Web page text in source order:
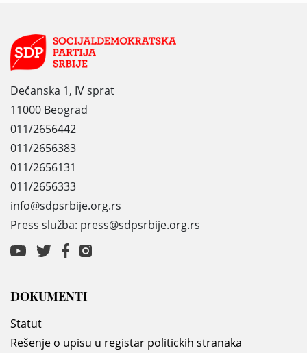
Dečanska 1, IV sprat
11000 Beograd
011/2656442
011/2656383
011/2656131
011/2656333
info@sdpsrbije.org.rs
Press služba: press@sdpsrbije.org.rs
DOKUMENTI
Statut
Rešenje o upisu u registar politickih stranaka